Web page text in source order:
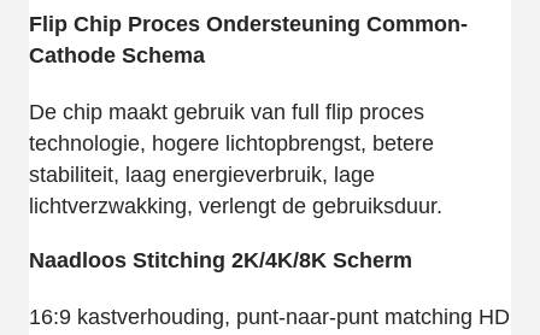
Flip Chip Proces Ondersteuning Common-
Cathode Schema
De chip maakt gebruik van full flip proces
technologie, hogere lichtopbrengst, betere
stabiliteit, laag energieverbruik, lage
lichtverzwakking, verlengt de gebruiksduur.
Naadloos Stitching 2K/4K/8K Scherm
16:9 kastverhouding, punt-naar-punt matching HD